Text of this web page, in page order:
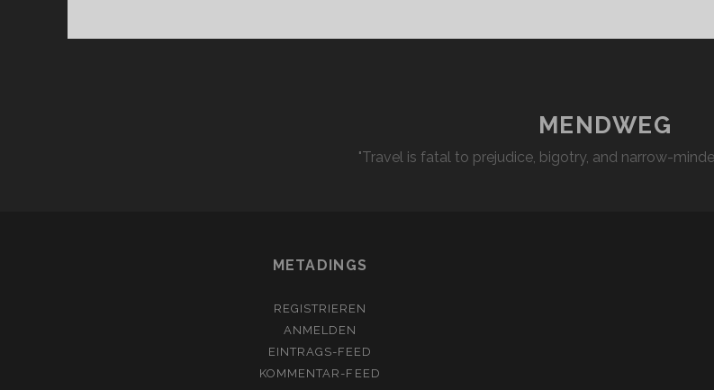
MENDWEG
"Travel is fatal to prejudice, bigotry, and narrow-
METADINGS
REGISTRIEREN
ANMELDEN
EINTRAGS-FEED
KOMMENTAR-FEED